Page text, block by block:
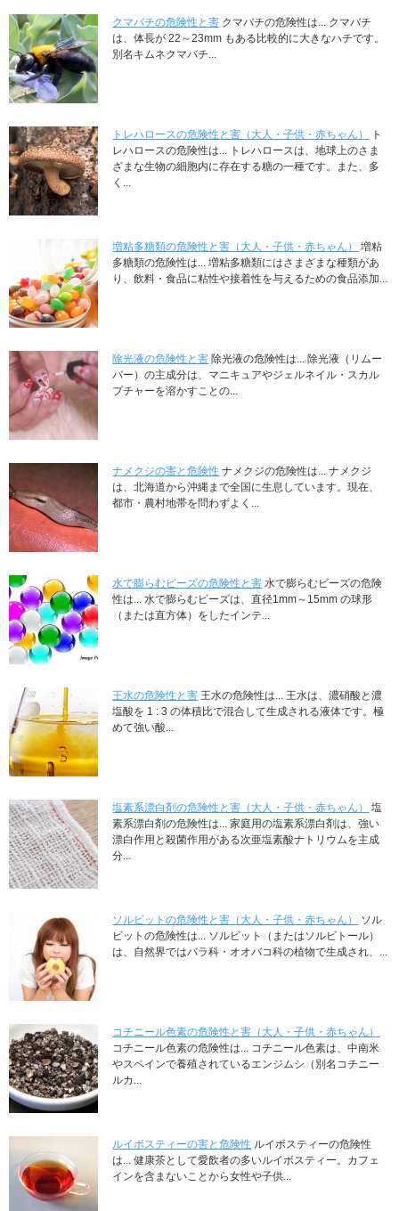
クマバチの危険性と害 クマバチの危険性は... クマバチ
は、体長が 22～23mm もある比較的に大きなハチです。
別名キムネクマバチ...
トレハロースの危険性と害（大人・子供・赤ちゃん）
ト
レハロースの危険性は... トレハロースは、地球上のさま
ざまな生物の細胞内に存在する糖の一種です。また、多
く...
増粘多糖類の危険性と害（大人・子供・赤ちゃん）
増粘
多糖類の危険性は... 増粘多糖類にはさまざまな種類があ
り、飲料・食品に粘性や接着性を与えるための食品添加...
除光液の危険性と害 除光液の危険性は... 除光液（リムー
バー）の主成分は、マニキュアやジェルネイル・スカル
プチャーを溶かすことの...
ナメクジの害と危険性 ナメクジの危険性は... ナメクジ
は、北海道から沖縄まで全国に生息しています。現在、
都市・農村地帯を問わずよく...
水で膨らむビーズの危険性と害 水で膨らむビーズの危険
性は... 水で膨らむビーズは、直径1mm～15mm の球形
（または直方体）をしたインテ...
王水の危険性と害 王水の危険性は... 王水は、濃硝酸と濃
塩酸を 1 : 3 の体積比で混合して生成される液体です。極
めて強い酸...
塩素系漂白剤の危険性と害（大人・子供・赤ちゃん）
塩
素系漂白剤の危険性は... 家庭用の塩素系漂白剤は、強い
漂白作用と殺菌作用がある次亜塩素酸ナトリウムを主成
分...
ソルビットの危険性と害（大人・子供・赤ちゃん）
ソル
ビットの危険性は... ソルビット（またはソルビトール）
は、自然界ではバラ科・オオバコ科の植物で生成され、...
コチニール色素の危険性と害（大人・子供・赤ちゃん）
コチニール色素の危険性は... コチニール色素は、中南米
やスペインで養殖されているエンジムシ（別名コチニー
ルカ...
ルイボスティーの害と危険性 ルイボスティーの危険性
は... 健康茶として愛飲者の多いルイボスティー。カフェ
インを含まないことから女性や子供...